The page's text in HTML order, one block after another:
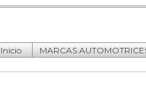
Inicio MARCAS